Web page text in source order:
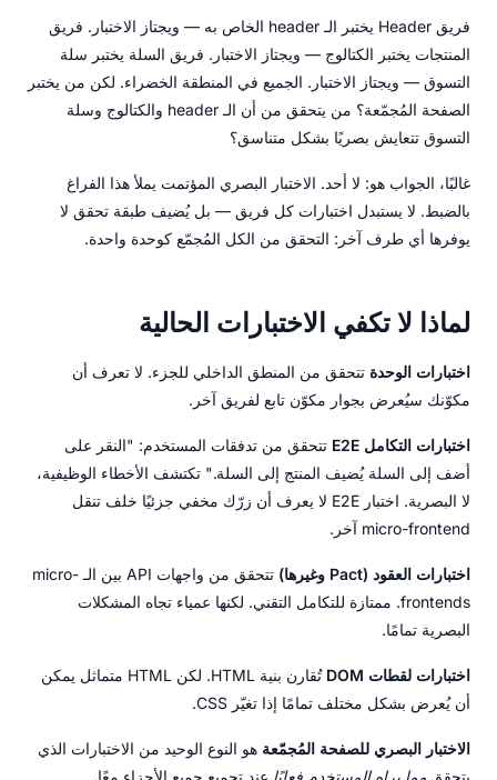
فريق Header يختبر الـ header الخاص به — ويجتاز الاختبار. فريق
المنتجات يختبر الكتالوج — ويجتاز الاختبار. فريق السلة يختبر سلة
التسوق — ويجتاز الاختبار. الجميع في المنطقة الخضراء. لكن من يختبر
الصفحة المُجمّعة؟ من يتحقق من أن الـ header والكتالوج وسلة
التسوق تتعايش بصريًا بشكل متناسق؟
غالبًا، الجواب هو: لا أحد. الاختبار البصري المؤتمت يملأ هذا الفراغ
بالضبط. لا يستبدل اختبارات كل فريق — بل يُضيف طبقة تحقق لا
يوفرها أي طرف آخر: التحقق من الكل المُجمّع كوحدة واحدة.
لماذا لا تكفي الاختبارات الحالية
اختبارات الوحدة تتحقق من المنطق الداخلي للجزء. لا تعرف أن
مكوّنك سيُعرض بجوار مكوّن تابع لفريق آخر.
اختبارات التكامل E2E
تتحقق من تدفقات المستخدم: "النقر على
أضف إلى السلة يُضيف المنتج إلى السلة." تكتشف الأخطاء الوظيفية،
لا البصرية. اختبار E2E لا يعرف أن زرّك مخفي جزئيًا خلف تنقل
micro-frontend آخر.
اختبارات العقود (Pact وغيرها)
تتحقق من واجهات API بين الـ micro-
frontends. ممتازة للتكامل التقني. لكنها عمياء تجاه المشكلات
البصرية تمامًا.
اختبارات لقطات DOM
تُقارن بنية HTML. لكن HTML متماثل يمكن
أن يُعرض بشكل مختلف تمامًا إذا تغيّر CSS.
الاختبار البصري للصفحة المُجمّعة هو النوع الوحيد من الاختبارات الذي
يتحقق مما يراه المستخدم فعليًا عند تجميع جميع الأجزاء معًا.